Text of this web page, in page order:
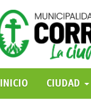
INICIO
CIUDAD